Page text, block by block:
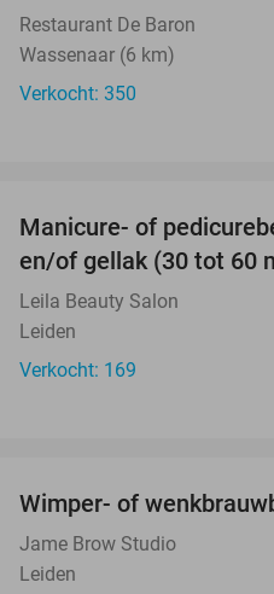
Restaurant De Baron
Wassenaar (6 km)
Verkocht: 350
Manicure- of
en/of gellak (30 tot 60
Leila Beauty Salon
Leiden
Verkocht: 169
Wimper- of
Jame Brow Studio
Leiden